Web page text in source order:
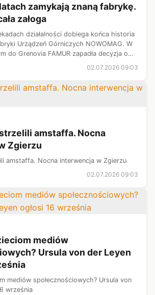
zamykają znaną fabrykę.
załoga
działalności dobiega końca historia
Urządzeń Górniczych NOWOMAG. W
do Grenovia FAMUR zapadła decyzja o
grupo...
02.07.2026 09:03
amstaffa. Nocna
Zgierzu
amstaffa. Nocna interwencja w Zgierzu
02.07.2026 09:03
mediów
Ursula von der Leyen
mediów społecznościowych? Ursula von
września